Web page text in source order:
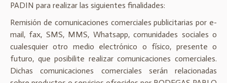
PADIN para realizar las siguientes finalidades:
Remisión de comunicaciones comerciales publicitarias por e-
mail, fax, SMS, MMS, Whatsapp, comunidades sociales o
cualesquier otro medio electrónico o físico, presente o
futuro, que posibilite realizar comunicaciones comerciales.
Dichas comunicaciones comerciales serán relacionadas